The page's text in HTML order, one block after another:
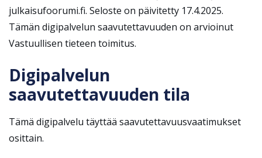
julkaisufoorumi.fi. Seloste on päivitetty 17.4.2025.
Tämän digipalvelun saavutettavuuden on arvioinut
Vastuullisen tieteen toimitus.
Digipalvelun
saavutettavuuden tila
Tämä digipalvelu täyttää saavutettavuusvaatimukset
osittain.